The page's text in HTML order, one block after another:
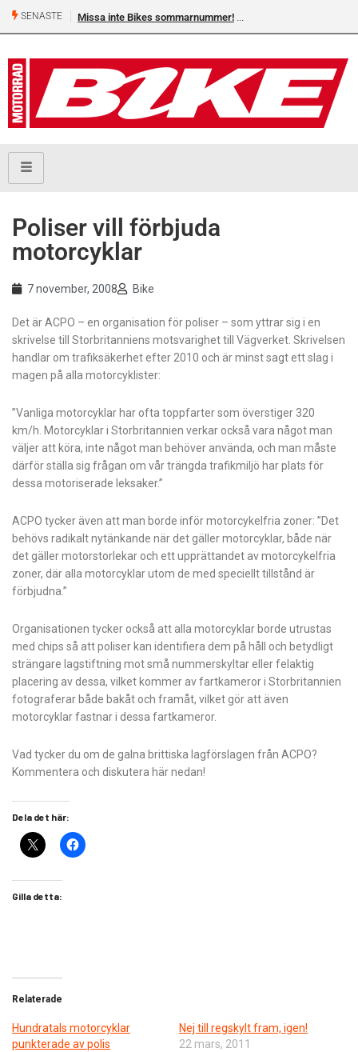
SENASTE Missa inte Bikes sommarnummer!
Poliser vill förbjuda
motorcyklar
7 november, 2008 Bike
Det är ACPO – en organisation för poliser – som yttrar sig i en
skrivelse till Storbritanniens motsvarighet till Vägverket. Skrivelsen
handlar om trafiksäkerhet efter 2010 och är minst sagt ett slag i
magen på alla motorcyklister:
”Vanliga motorcyklar har ofta toppfarter som överstiger 320
km/h. Motorcyklar i Storbritannien verkar också vara något man
väljer att köra, inte något man behöver använda, och man måste
därför ställa sig frågan om vår trängda trafikmiljö har plats för
dessa motoriserade leksaker.”
ACPO tycker även att man borde inför motorcykelfria zoner: ”Det
behövs radikalt nytänkande när det gäller motorcyklar, både när
det gäller motorstorlekar och ett upprättandet av motorcykelfria
zoner, där alla motorcyklar utom de med speciellt tillstånd är
förbjudna.”
Organisationen tycker också att alla motorcyklar borde utrustas
med chips så att poliser kan identifiera dem på håll och betydligt
strängare lagstiftning mot små nummerskyltar eller felaktig
placering av dessa, vilket kommer av fartkameror i Storbritannien
fotograferar både bakåt och framåt, vilket gör att även
motorcyklar fastnar i dessa fartkameror.
Vad tycker du om de galna brittiska lagförslagen från ACPO?
Kommentera och diskutera här nedan!
Dela det här:
Gilla detta:
Relaterade
Hundratals motorcyklar
punkterade av polis
Nej till regskylt fram, igen!
22 mars, 2011